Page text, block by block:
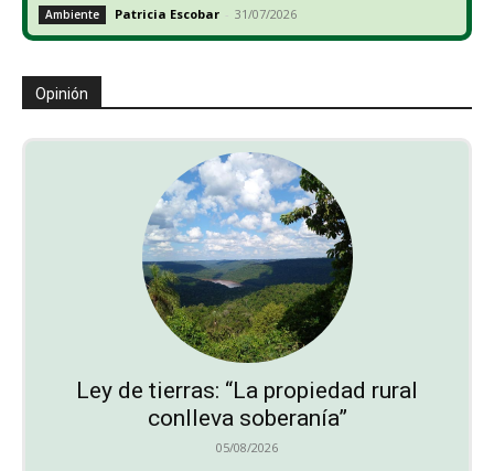
Ambiente Patricia Escobar - 31/07/2026
Opinión
Ley de tierras: “La propiedad rural
conlleva soberanía”
05/08/2026